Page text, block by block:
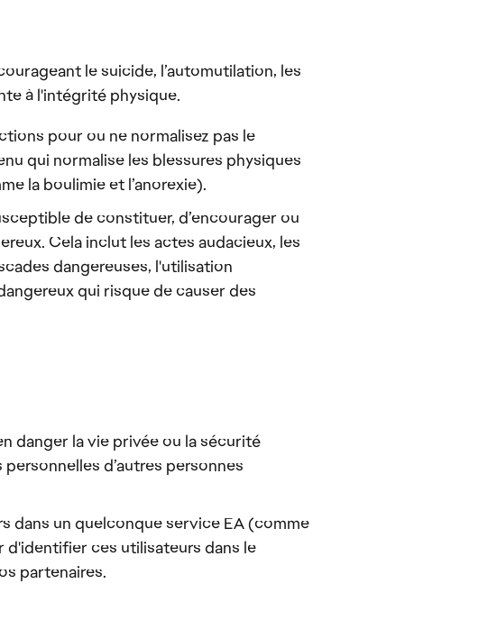
le suicide, l’automutilation, les
à l'intégrité physique.
pour ou ne normalisez pas le
qui normalise les blessures physiques
la boulimie et l’anorexie).
de constituer, d’encourager ou
Cela inclut les actes audacieux, les
dangereuses, l'utilisation
qui risque de causer des
danger la vie privée ou la sécurité
d’autres personnes
dans un quelconque service EA (comme
d'identifier ces utilisateurs dans le
partenaires.